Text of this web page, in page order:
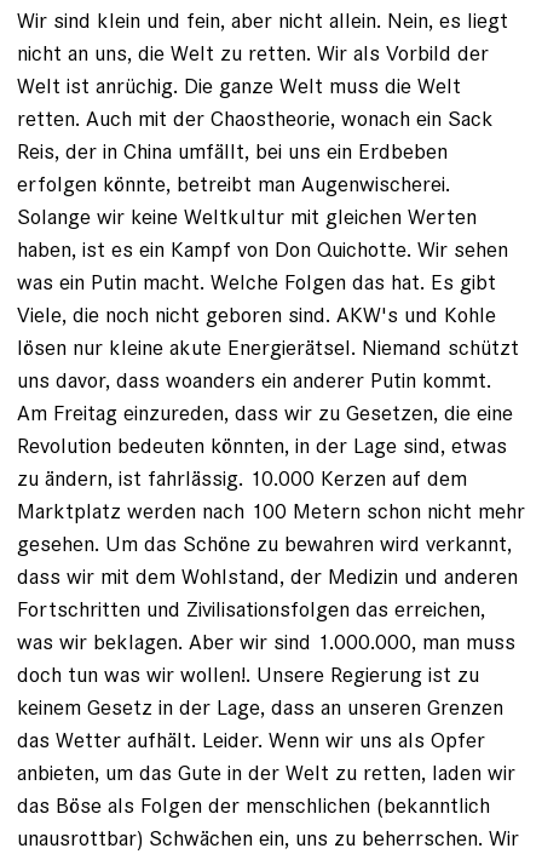
Wir sind klein und fein, aber nicht allein. Nein, es liegt
nicht an uns, die Welt zu retten. Wir als Vorbild der
Welt ist anrüchig. Die ganze Welt muss die Welt
retten. Auch mit der Chaostheorie, wonach ein Sack
Reis, der in China umfällt, bei uns ein Erdbeben
erfolgen könnte, betreibt man Augenwischerei.
Solange wir keine Weltkultur mit gleichen Werten
haben, ist es ein Kampf von Don Quichotte. Wir sehen
was ein Putin macht. Welche Folgen das hat. Es gibt
Viele, die noch nicht geboren sind. AKW's und Kohle
lösen nur kleine akute Energierätsel. Niemand schützt
uns davor, dass woanders ein anderer Putin kommt.
Am Freitag einzureden, dass wir zu Gesetzen, die eine
Revolution bedeuten könnten, in der Lage sind, etwas
zu ändern, ist fahrlässig. 10.000 Kerzen auf dem
Marktplatz werden nach 100 Metern schon nicht mehr
gesehen. Um das Schöne zu bewahren wird verkannt,
dass wir mit dem Wohlstand, der Medizin und anderen
Fortschritten und Zivilisationsfolgen das erreichen,
was wir beklagen. Aber wir sind 1.000.000, man muss
doch tun was wir wollen!. Unsere Regierung ist zu
keinem Gesetz in der Lage, dass an unseren Grenzen
das Wetter aufhält. Leider. Wenn wir uns als Opfer
anbieten, um das Gute in der Welt zu retten, laden wir
das Böse als Folgen der menschlichen (bekanntlich
unausrottbar) Schwächen ein, uns zu beherrschen. Wir